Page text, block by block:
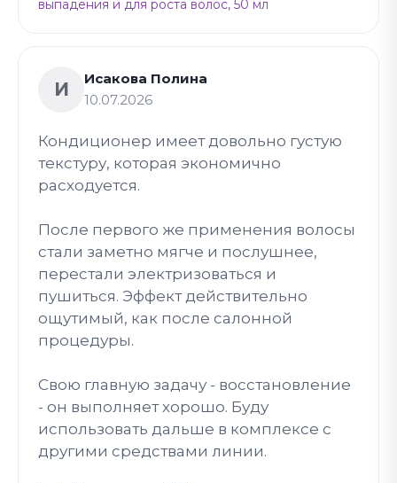
выпадения и для роста волос, 50 мл
И
Исакова Полина
10.07.2026
Кондиционер имеет довольно густую
текстуру, которая экономично
расходуется.
После первого же применения волосы
стали заметно мягче и послушнее,
перестали электризоваться и
пушиться. Эффект действительно
ощутимый, как после салонной
процедуры.
Свою главную задачу - восстановление
- он выполняет хорошо. Буду
использовать дальше в комплексе с
другими средствами линии.